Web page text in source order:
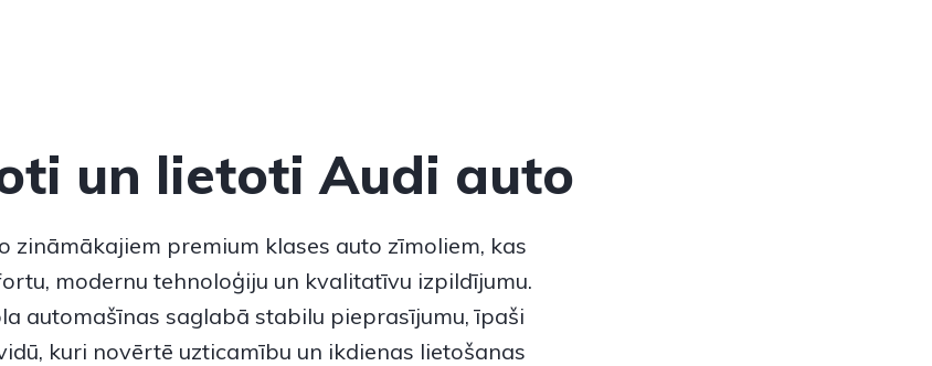
un lietoti Audi auto
zināmākajiem premium klases auto zīmoliem, kas
modernu tehnoloģiju un kvalitatīvu izpildījumu.
automašīnas saglabā stabilu pieprasījumu, īpaši
kuri novērtē uzticamību un ikdienas lietošanas